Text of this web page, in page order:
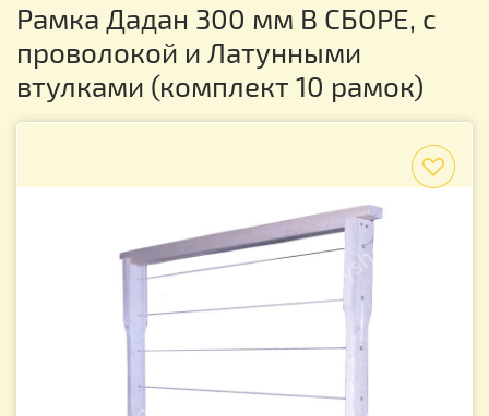
Рамка Дадан 300 мм В СБОРЕ, с
проволокой и Латунными
втулками (комплект 10 рамок)